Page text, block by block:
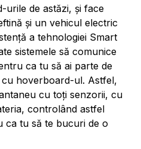
urile de astăzi, și face
și un vehicul electric
a tehnologiei Smart
sistemele să comunice
ca tu să ai parte de
hoverboard-ul. Astfel,
cu toți senzorii, cu
controlând astfel
ca tu să te bucuri de o